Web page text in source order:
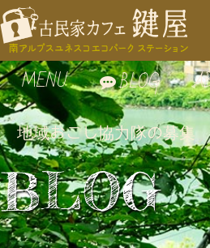
MENU
お食事
自家製スイーツ
お飲み物
BLOG
地域おこし協力隊の募集
BLOG